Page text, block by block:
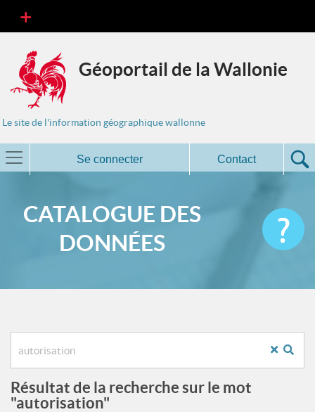
Géoportail de la Wallonie
Le site de l'information géographique wallonne
Se connecter Contact
CATALOGUE DES
DONNÉES
Résultat de la recherche sur le mot
"autorisation"